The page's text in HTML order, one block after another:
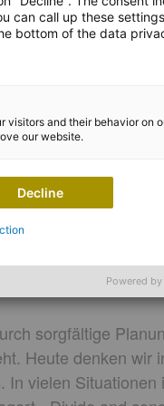
noch
sorgfältige
Heute denken wir
vielen
can call up these
bottom of the data
visitors and their behavior on
our website.
Decline
Powered by